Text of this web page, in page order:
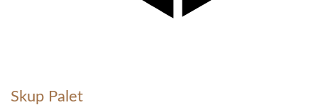
Skup Palet